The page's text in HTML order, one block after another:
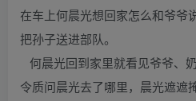
在车上何晨光想回家怎么和爷爷
把孙子送进部队。
何晨光回到家里就看见爷爷、
令质问晨光去了哪里，晨光遮遮